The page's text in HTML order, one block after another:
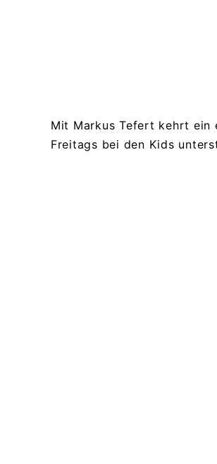
Mit Markus Tefert kehrt ein
Freitags bei den Kids